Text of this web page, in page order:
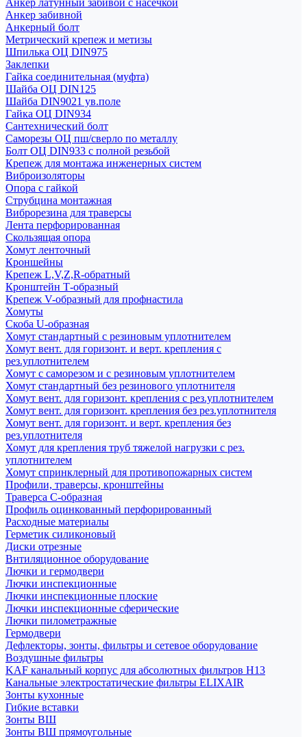
Анкер латунный забивой с насечкой
Анкер забивной
Анкерный болт
Метрический крепеж и метизы
Шпилька ОЦ DIN975
Заклепки
Гайка соединительная (муфта)
Шайба ОЦ DIN125
Шайба DIN9021 ув.поле
Гайка ОЦ DIN934
Сантехнический болт
Саморезы ОЦ пш/сверло по металлу
Болт ОЦ DIN933 с полной резьбой
Крепеж для монтажа инженерных систем
Виброизоляторы
Опора с гайкой
Струбцина монтажная
Виброрезина для траверсы
Лента перфорированная
Скользящая опора
Хомут ленточный
Кроншейны
Крепеж L,V,Z,R-обратный
Кронштейн Т-образный
Крепеж V-образный для профнастила
Хомуты
Скоба U-образная
Хомут стандартный с резиновым уплотнителем
Хомут вент. для горизонт. и верт. крепления с
рез.уплотнителем
Хомут с саморезом и с резиновым уплотнителем
Хомут стандартный без резинового уплотнителя
Хомут вент. для горизонт. крепления с рез.уплотнителем
Хомут вент. для горизонт. крепления без рез.уплотнителя
Хомут вент. для горизонт. и верт. крепления без
рез.уплотнителя
Хомут для крепления труб тяжелой нагрузки с рез.
уплотнителем
Хомут спринклерный для противопожарных систем
Профили, траверсы, кронштейны
Траверса С-образная
Профиль оцинкованный перфорированный
Расходные материалы
Герметик силиконовый
Диски отрезные
Внтиляционное оборудование
Лючки и гермодвери
Лючки инспекционные
Лючки инспекционные плоские
Лючки инспекционные сферические
Лючки пилометражные
Гермодвери
Дефлекторы, зонты, фильтры и сетевое оборудование
Воздушные фильтры
KAF канальный корпус для абсолютных фильтров H13
Канальные электростатические фильтры ELIXAIR
Зонты кухонные
Гибкие вставки
Зонты ВШ
Зонты ВШ прямоугольные